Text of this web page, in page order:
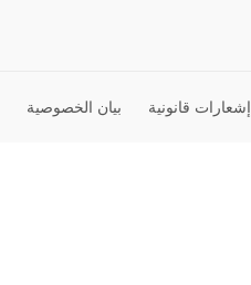
إشعارات قانونية بيان الخصوصية